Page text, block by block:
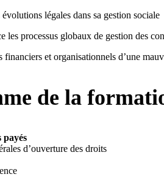
légales dans sa gestion sociale
les processus globaux de gestion des
financiers et organisationnels d’une
de la
payés
d’ouverture des droits